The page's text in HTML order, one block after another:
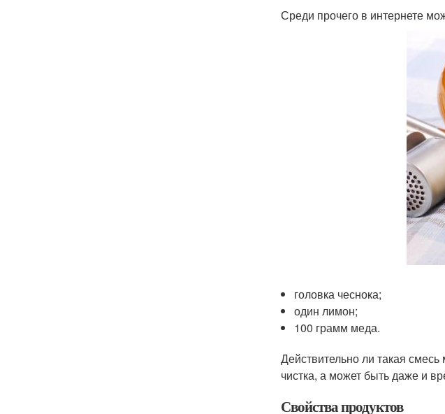
Среди прочего в интернете
головка чеснока;
один лимон;
100 грамм меда.
Действительно ли такая
чистка, а может быть даже и
Свойства продуктов